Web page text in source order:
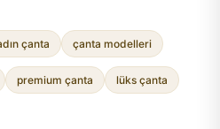
çanta çanta modelleri
premium çanta lüks çanta